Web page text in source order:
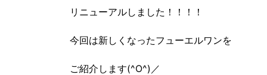
リニューアルしました！！！！
今回は新しくなったフューエルワンを
ご紹介します(^O^)／